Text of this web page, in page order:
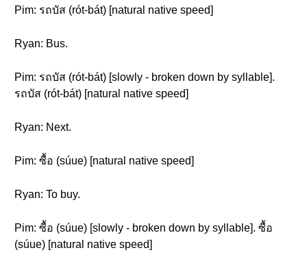
Pim: รถบัส (rót-bát) [natural native speed]
Ryan: Bus.
Pim: รถบัส (rót-bát) [slowly - broken down by syllable].
รถบัส (rót-bát) [natural native speed]
Ryan: Next.
Pim: ซื้อ (súue) [natural native speed]
Ryan: To buy.
Pim: ซื้อ (súue) [slowly - broken down by syllable]. ซื้อ
(súue) [natural native speed]